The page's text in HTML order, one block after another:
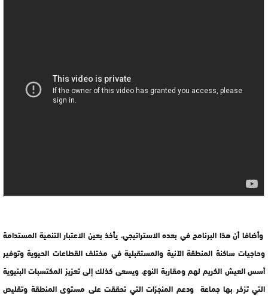
وأضافا أن هذا البرنامج في بعده الاستراتيجي، يأخذ بعين الاعتبار التنمية المستدامة
وحاجيات ساكنة المنطقة الآنية والمستقبلية في مختلف القطاعات الحيوية وتوفير
أسس العيش الكريم لهم ومقاربة النوع، ويسعى كذلك إلى تعزيز المكتسبات البنيوية
التي تزخر بها جماعة ودعم المنجزات التي تحققت على مستوى المنطقة وتقليص